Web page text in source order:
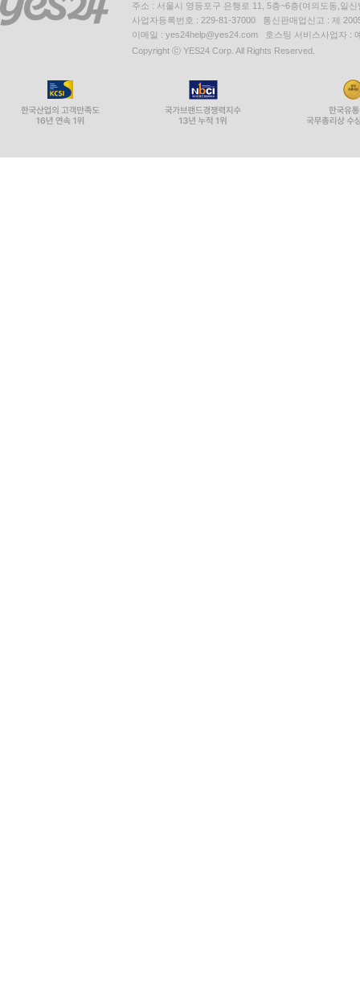
주소 : 서울시 영등포구 은행로 11, 5층~6층(여의도동,일신
사업자등록번호 : 229-81-37000 통신판매업신고 : 제
이메일 : yes24help@yes24.com 호스팅 서비스사업자 :
Copyright ⓒ YES24 Corp. All Rights Reserved.